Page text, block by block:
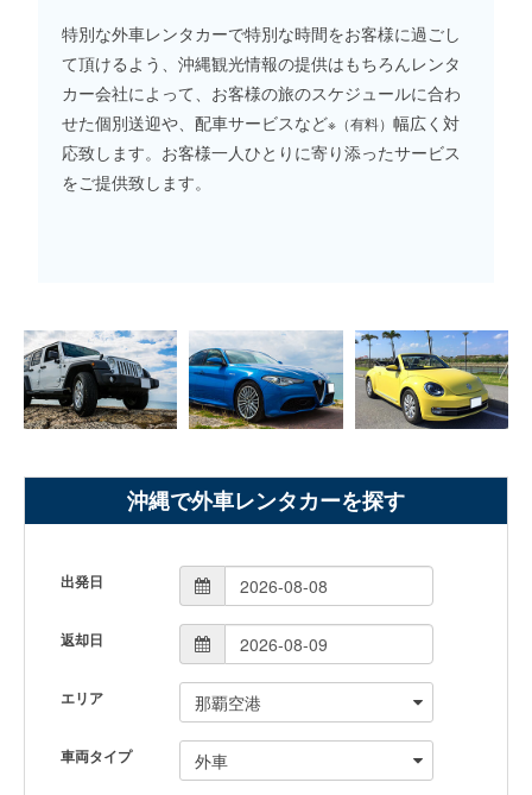
特別な外車レンタカーで特別な時間をお客様に過ごし
て頂けるよう、沖縄観光情報の提供はもちろんレンタ
カー会社によって、お客様の旅のスケジュールに合わ
せた個別送迎や、配車サービスなど※（有料）幅広く対
応致します。お客様一人ひとりに寄り添ったサービス
をご提供致します。
沖縄で外車レンタカーを探す
出発日
返却日
エリア
車両タイプ